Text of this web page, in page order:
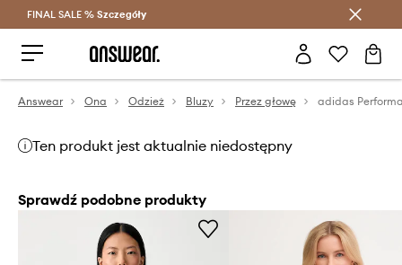
Oszczędzaj z Answear Club >
FINAL SALE % Szczegóły
Answear Ona Odzież Bluzy Przez głowę
Ten produkt jest aktualnie niedostępny
Sprawdź podobne produkty